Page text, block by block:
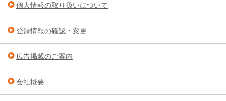
個人情報の取り扱いについて
登録情報の確認・変更
広告掲載のご案内
会社概要